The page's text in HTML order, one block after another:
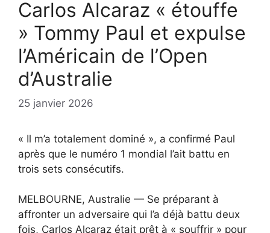
Carlos Alcaraz « étouffe
» Tommy Paul et expulse
l’Américain de l’Open
d’Australie
25 janvier 2026
« Il m’a totalement dominé », a confirmé Paul
après que le numéro 1 mondial l’ait battu en
trois sets consécutifs.
MELBOURNE, Australie — Se préparant à
affronter un adversaire qui l’a déjà battu deux
fois, Carlos Alcaraz était prêt à « souffrir » pour